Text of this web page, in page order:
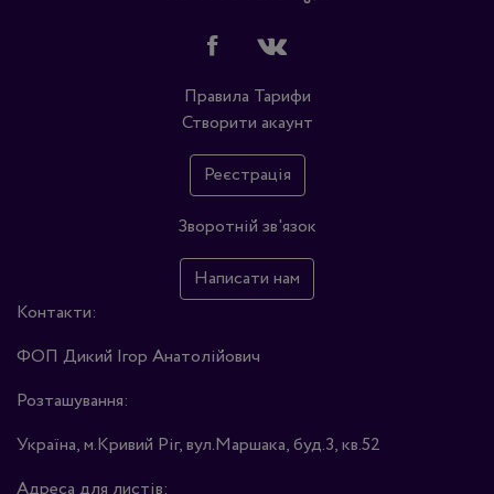
Правила Тарифи
Створити акаунт
Реєстрація
Зворотній зв'язок
Написати нам
Контакти:
ФОП Дикий Ігор Анатолійович
Розташування:
Україна, м.Кривий Ріг, вул.Маршака, буд.3, кв.52